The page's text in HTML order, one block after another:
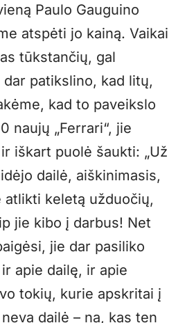
Paulo Gauguino
atspėti jo kainą. Vaikai
tūkstančių, gal
patikslino, kad litų,
kad to paveikslo
naujų „Ferrari“, jie
iškart puolė šaukti: „Už
dailė, aiškinimasis,
atlikti keletą užduočių,
jie kibo į darbus! Net
jie dar pasiliko
apie dailę, ir apie
tokių, kurie apskritai į
dailė – na, kas ten